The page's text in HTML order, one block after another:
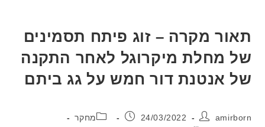
מקרה – זוג פיתח תסמינים
מחלת מיקרוגל לאחר התקנה
אנטנת דור חמש על גג ביתם
פורסם:
24/03/2022 קטגוריה:
מחקר